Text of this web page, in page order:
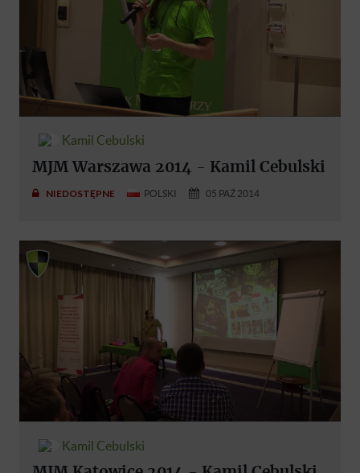
Kamil Cebulski
MJM Warszawa 2014 - Kamil Cebulski
NIEDOSTĘPNE POLSKI 05 PAŹ 2014
Kamil Cebulski